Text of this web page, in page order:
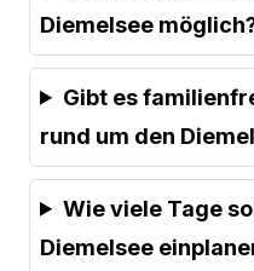
Diemelsee
Gibt es
rund um den
Wie viele Tage
Diemelsee